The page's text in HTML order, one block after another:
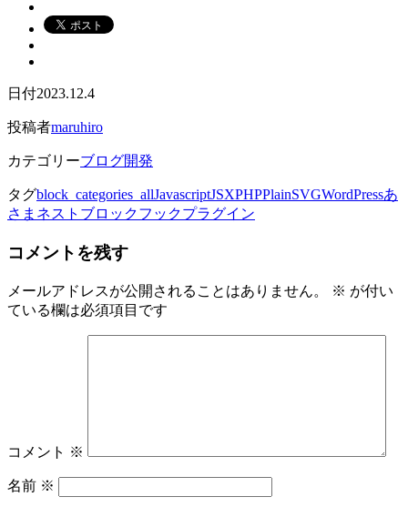
日付2023.12.4
投稿者maruhiro
カテゴリーブログ開発
タグblock_categories_allJavascriptJSXPHPPlainSVGWordPressあ
さま ネストブロックフックプラグイン
コメントを残す
メールアドレスが公開されることはありません。 ※ が付い
ている欄は必須項目です
コメント ※
名前 ※